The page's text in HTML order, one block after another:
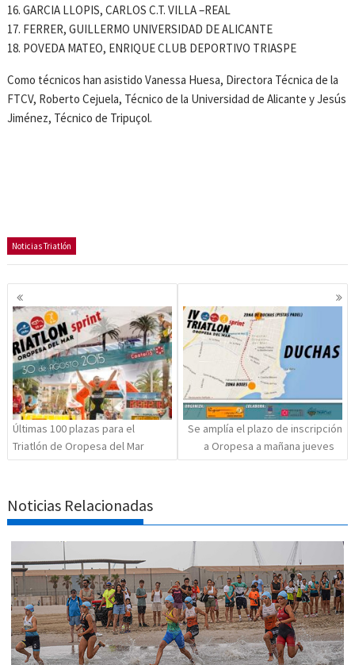
16. GARCIA LLOPIS, CARLOS C.T. VILLA –REAL
17. FERRER, GUILLERMO UNIVERSIDAD DE ALICANTE
18. POVEDA MATEO, ENRIQUE CLUB DEPORTIVO TRIASPE
Como técnicos han asistido Vanessa Huesa, Directora Técnica de la
FTCV, Roberto Cejuela, Técnico de la Universidad de Alicante y Jesús
Jiménez, Técnico de Tripuçol.
Noticias Triatlón
Navegación
de
entradas
Últimas 100 plazas para el
Triatlón de Oropesa del Mar
Se amplía el plazo de inscripción
a Oropesa a mañana jueves
Noticias Relacionadas